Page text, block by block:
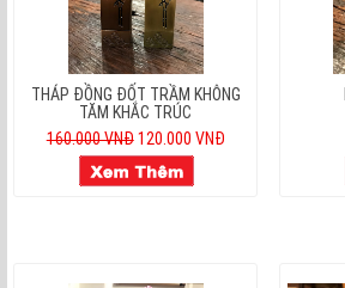
THÁP ĐỒNG ĐỐT TRẦM KHÔNG
TĂM KHẮC TRÚC
160.000 VNĐ 120.000 VNĐ